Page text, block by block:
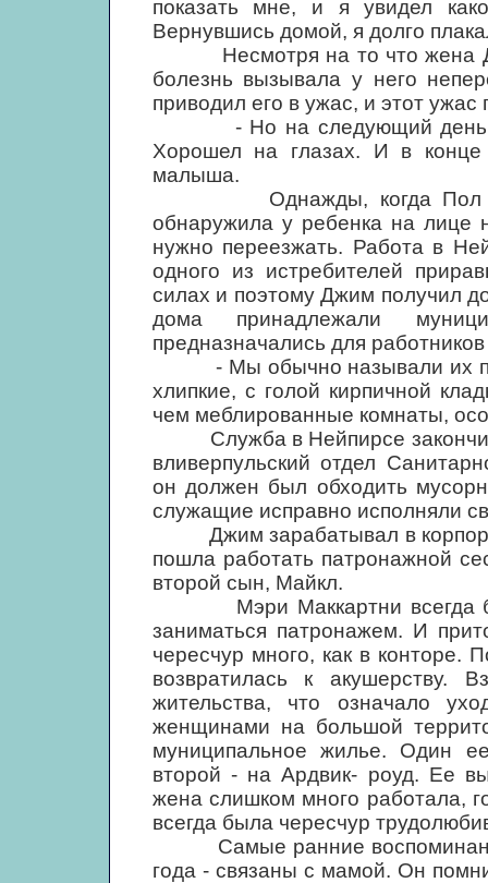
показать мне, и я увидел
Вернувшись домой, я долго
Несмотря на то что жена
болезнь вызывала у него
приводил его в ужас, и этот
- Но на следующий день он
Хорошел на глазах. И в конце
малыша.
Однажды, когда Пол
обнаружила у ребенка на лице
нужно переезжать. Работа в
одного из истребителей
силах и поэтому Джим получил
дома принадлежали
предназначались для
- Мы обычно называли их
хлипкие, с голой кирпичной
чем меблированные комнаты,
Служба в Нейпирсе
вливерпульский отдел
он должен был обходить
служащие исправно исполняли
Джим зарабатывал в
пошла работать патронажной
второй сын, Майкл.
Мэри Маккартни всегда
заниматься патронажем. И
чересчур много, как в конторе.
возвратилась к акушерству.
жительства, что означало
женщинами на большой
муниципальное жилье. Один
второй - на Ардвик- роуд. Ее
жена слишком много работала,
всегда была чересчур
Самые ранние
года - связаны с мамой. Он